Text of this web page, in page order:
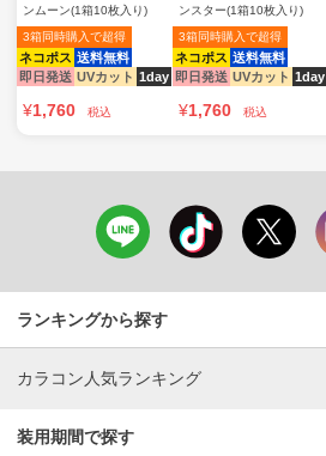
ンムーン(1箱10枚入り)
ネコポス 送料無料
即日発送 UVカット 1day
3箱同時購入で超得
¥1,760 税込
ンスター(1箱10枚入り)
ネコポス 送料無料
即日発送 UVカット 1day
3箱同時購入で超得
¥1,760 税込
ランキングから探す
カラコン人気ランキング
装用期間で探す